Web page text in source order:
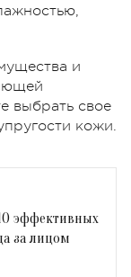
и
выбрать свое
кожи.
эффективных
за лицом